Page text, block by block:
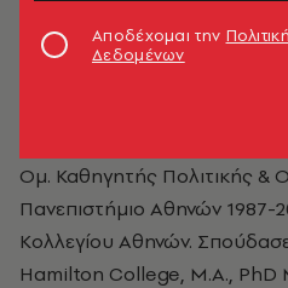
Ομ. Καθηγητής Πολιτικής &
Πανεπιστήμιο Αθηνών 1987-
Κολλεγίου Αθηνών.
Hamilton College, M.A.,
Αποδέχομαι την
Δεδομένων